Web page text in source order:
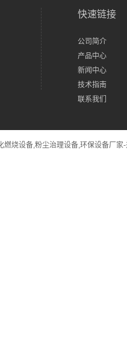
快速链接
公司简介
产品中心
新闻中心
技术指南
联系我们
烧设备,粉尘治理设备,环保设备厂